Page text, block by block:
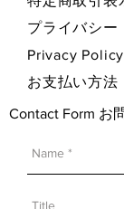
プライバシー
Privacy Policy
お支払い方
Contact Form お